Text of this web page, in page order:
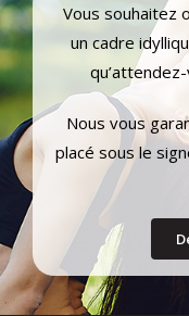
Vous souhaitez
un cadre
Nous vous
placé sous le